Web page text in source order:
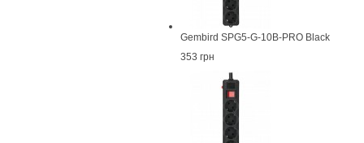
Gembird SPG5-G-10B-PRO Black
353 грн